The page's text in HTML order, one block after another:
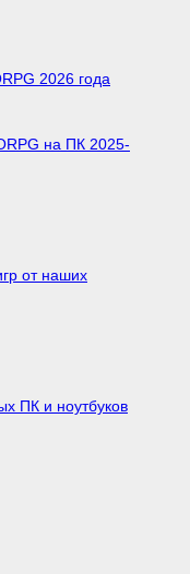
2026 года
на ПК 2025-
от наших
ПК и ноутбуков